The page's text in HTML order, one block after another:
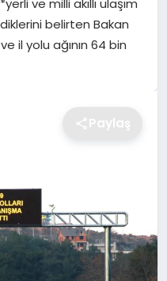
ve milli akıllı ulaşım
belirten Bakan
il yolu ağının 64 bin
Paylaş